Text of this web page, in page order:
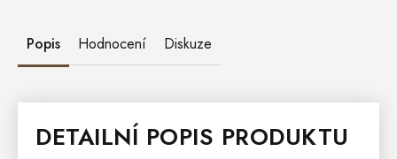
Popis Hodnocení Diskuze
DETAILNÍ POPIS PRODUKTU